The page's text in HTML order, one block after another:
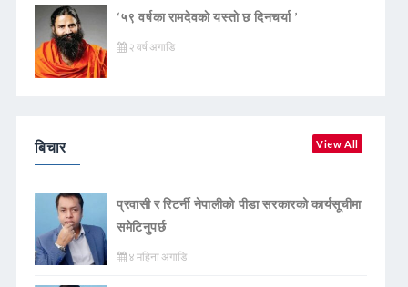
‘५९ वर्षका रामदेवकाे यस्ताे छ दिनचर्या ’
२ वर्ष अगाडि
बिचार View All
प्रवासी र रिटर्नी नेपालीको पीडा सरकारको कार्यसूचीमा
समेटिनुपर्छ
४ महिना अगाडि